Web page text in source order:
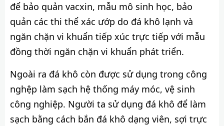
để bảo quản vacxin, mẫu mô sinh học, bảo
quản các thi thể xác ướp do đá khô lạnh và
ngăn chặn vi khuẩn tiếp xúc trực tiếp với mẫu
đồng thời ngăn chặn vi khuẩn phát triển.
Ngoài ra đá khô còn được sử dụng trong công
nghệp làm sạch hệ thống máy móc, vệ sinh
công nghiệp. Người ta sử dụng đá khô để làm
sạch bằng cách bắn đá khô dạng viên, sợi trực